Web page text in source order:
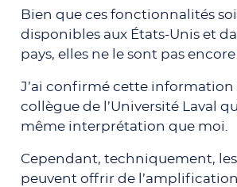
Bien que ces fonctionnalités
disponibles aux États-Unis et
pays, elles ne le sont pas encore
J’ai confirmé cette information
collègue de l’Université Laval
même interprétation que moi.
Cependant, techniquement,
peuvent offrir de